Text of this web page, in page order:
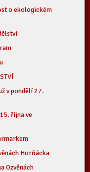
o ekologickém
v pondělí 27.
října ve
Horňácka
Ozvěnách